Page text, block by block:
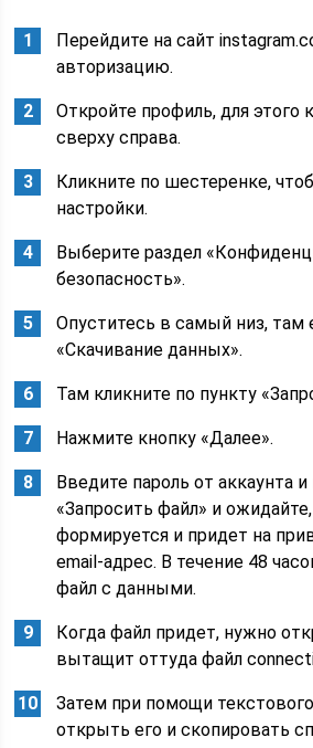
Перейдите на сайт
авторизацию.
Откройте профиль, для этого
сверху справа.
Кликните по шестеренке,
настройки.
Выберите раздел
безопасность».
Опуститесь в самый низ, там
«Скачивание данных».
Там кликните по пункту
Нажмите кнопку «Далее».
Введите пароль от аккаунта
«Запросить файл» и
формируется и придет на
email-адрес. В течение 48
файл с данными.
Когда файл придет, нужно
вытащит оттуда файл
Затем при помощи
открыть его и скопировать